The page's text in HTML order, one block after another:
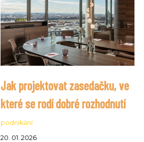
Jak projektovat zasedačku, ve
které se rodí dobré rozhodnutí
podnikání
20. 01. 2026